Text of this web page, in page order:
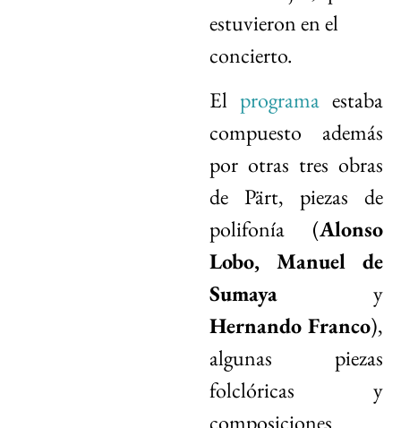
estuvieron en el
concierto.
El programa estaba
compuesto además
por otras tres obras
de Pärt, piezas de
polifonía (Alonso
Lobo, Manuel de
Sumaya y
Hernando Franco),
algunas piezas
folclóricas y
composiciones